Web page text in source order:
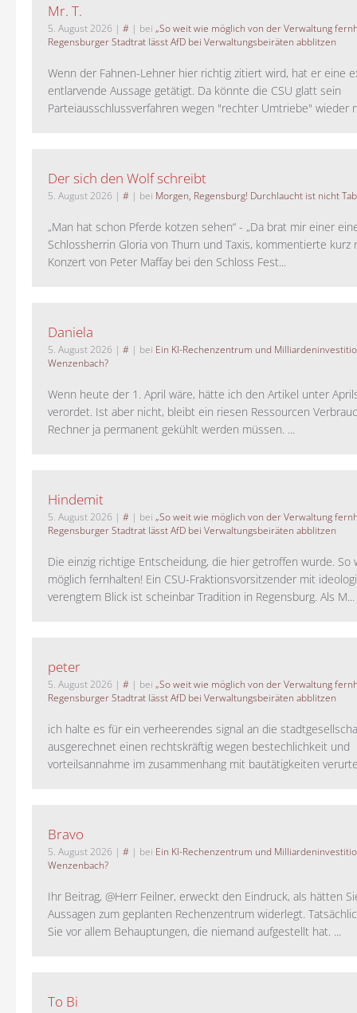
Mr. T.
5. August 2026 | # | bei „So weit wie möglich von der Verwaltung
Regensburger Stadtrat lässt AfD bei Verwaltungsbeiräten abblitzen
Wenn der Fahnen-Lehner hier richtig zitiert wird, hat er eine
entlarvende Aussage getätigt. Da könnte die CSU glatt sein
Parteiausschlussverfahren wegen "rechter Umtriebe" wieder
Der sich den Wolf schreibt
5. August 2026 | # | bei Morgen, Regensburg! Durchlaucht ist nicht
„Man hat schon Pferde kotzen sehen“ - „Da brat mir einer
Schlossherrin Gloria von Thurn und Taxis, kommentierte kurz
Konzert von Peter Maffay bei den Schloss Fest...
Daniela
5. August 2026 | # | bei Ein KI-Rechenzentrum und
Wenzenbach?
Wenn heute der 1. April wäre, hätte ich den Artikel unter
verordet. Ist aber nicht, bleibt ein riesen Ressourcen
Rechner ja permanent gekühlt werden müssen. ...
Hindemit
5. August 2026 | # | bei „So weit wie möglich von der Verwaltung
Regensburger Stadtrat lässt AfD bei Verwaltungsbeiräten abblitzen
Die einzig richtige Entscheidung, die hier getroffen wurde. So
möglich fernhalten! Ein CSU-Fraktionsvorsitzender mit
verengtem Blick ist scheinbar Tradition in Regensburg. Als M...
peter
5. August 2026 | # | bei „So weit wie möglich von der Verwaltung
Regensburger Stadtrat lässt AfD bei Verwaltungsbeiräten abblitzen
ich halte es für ein verheerendes signal an die
ausgerechnet einen rechtskräftig wegen bestechlichkeit und
vorteilsannahme im zusammenhang mit bautätigkeiten
Bravo
5. August 2026 | # | bei Ein KI-Rechenzentrum und
Wenzenbach?
Ihr Beitrag, @Herr Feilner, erweckt den Eindruck, als hätten
Aussagen zum geplanten Rechenzentrum widerlegt.
Sie vor allem Behauptungen, die niemand aufgestellt hat. ...
To Bi